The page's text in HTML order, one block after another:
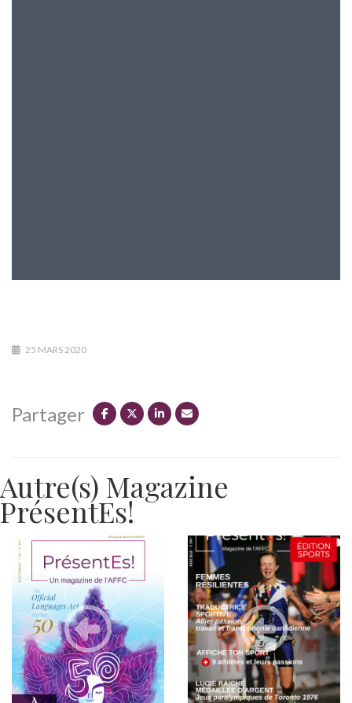
25 MARS 2020
Partager
Autre(s) Magazine
PrésentEs!